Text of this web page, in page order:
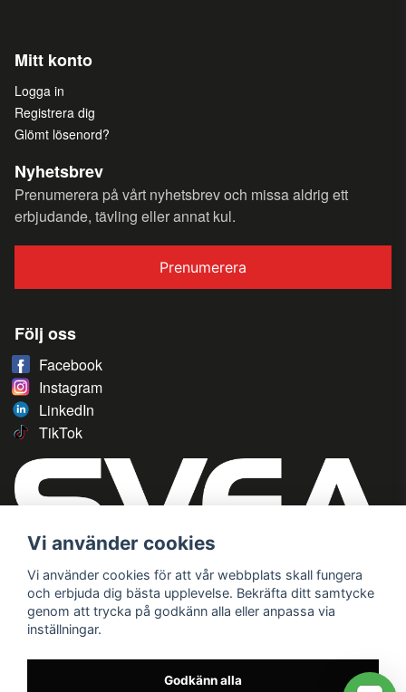
Mitt konto
Logga in
Registrera dig
Glömt lösenord?
Nyhetsbrev
Prenumerera på vårt nyhetsbrev och missa aldrig ett
erbjudande, tävling eller annat kul.
Prenumerera
Följ oss
Facebook
Instagram
LinkedIn
TikTok
Vi använder cookies
Vi använder cookies för att vår webbplats skall fungera
och erbjuda dig bästa upplevelse. Bekräfta ditt samtycke
genom att trycka på godkänn alla eller anpassa via
inställningar.
Godkänn alla